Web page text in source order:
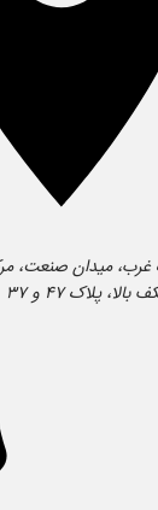
غرب، میدان صنعت،
پلاک ۴۷ و ۳۷